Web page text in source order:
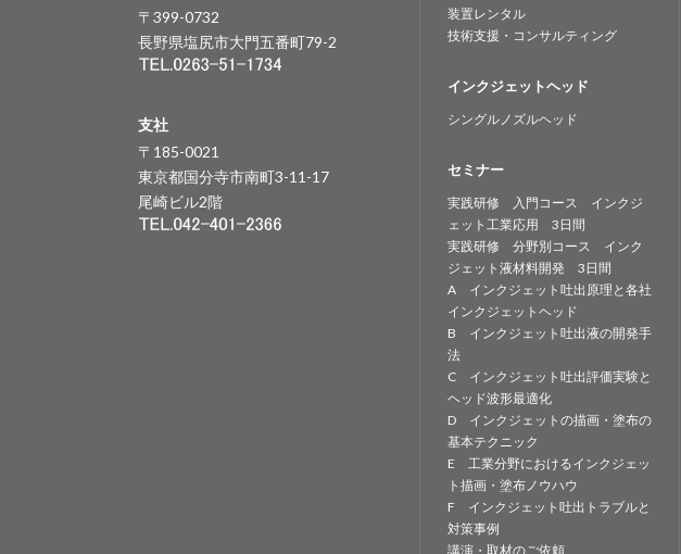
〒399-0732
長野県塩尻市大門五番町79-2
支社
〒185-0021
東京都国分寺市南町3-11-17
尾崎ビル2階
装置レンタル
技術支援・コンサルティング
インクジェットヘッド
シングルノズルヘッド
セミナー
実践研修 入門コース インクジ
ェット工業応用 3日間
実践研修 分野別コース インク
ジェット液材料開発 3日間
A インクジェット吐出原理と各社
インクジェットヘッド
B インクジェット吐出液の開発手
法
C インクジェット吐出評価実験と
ヘッド波形最適化
D インクジェットの描画・塗布の
基本テクニック
E 工業分野におけるインクジェッ
ト描画・塗布ノウハウ
F インクジェット吐出トラブルと
対策事例
講演・取材のご依頼